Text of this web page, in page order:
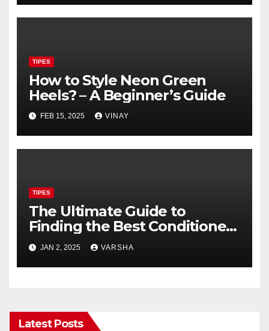
TIPES
How to Style Neon Green
Heels? – A Beginner’s Guide
FEB 15, 2025 VINAY
TIPES
The Ultimate Guide to
Finding the Best Conditioner
for Short Hair
JAN 2, 2025 VARSHA
Latest Posts